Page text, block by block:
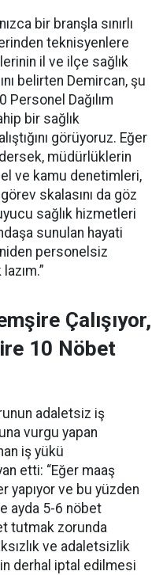
bir branşla sınırlı
teknisyenlere
il ve ilçe sağlık
belirten Demircan, şu
Personel Dağılım
bir sağlık
görüyoruz. Eğer
müdürlüklerin
ve kamu denetimleri,
skalasını da göz
sağlık hizmetleri
sunulan hayati
personelsiz
Çalışıyor,
10 Nöbet
adaletsiz iş
vurgu yapan
iş yükü
etti: “Eğer maaş
yapıyor ve bu yüzden
ayda 5-6 nöbet
tutmak zorunda
ve adaletsizlik
derhal iptal edilmesi